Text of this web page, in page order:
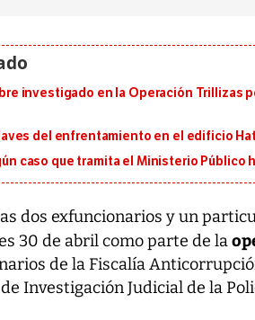
investigado en la Operación Trillizas
del enfrentamiento en el edificio
caso que tramita el Ministerio Público
dos exfuncionarios y un
30 de abril como parte de la
de la Fiscalía
Investigación Judicial de la